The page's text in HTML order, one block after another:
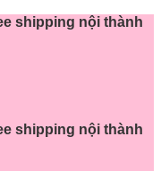
shipping nội thành
shipping nội thành